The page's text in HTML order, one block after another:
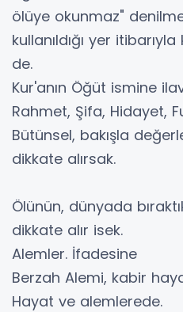
ölüye okunmaz"
kullanıldığı yer
de.
Kur'anın Öğüt ismine
Rahmet, Şifa, Hidayet,
Bütünsel, bakışla
dikkate alırsak.
Ölünün, dünyada
dikkate alır isek.
Alemler. İfadesine
Berzah Alemi, kabir
Hayat ve alemlerede.